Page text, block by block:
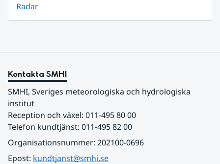
Radar
Kontakta SMHI
SMHI, Sveriges meteorologiska och hydrologiska
institut
Reception och växel: 011-495 80 00
Telefon kundtjänst: 011-495 82 00
Organisationsnummer: 202100-0696
Epost: kundtjanst@smhi.se